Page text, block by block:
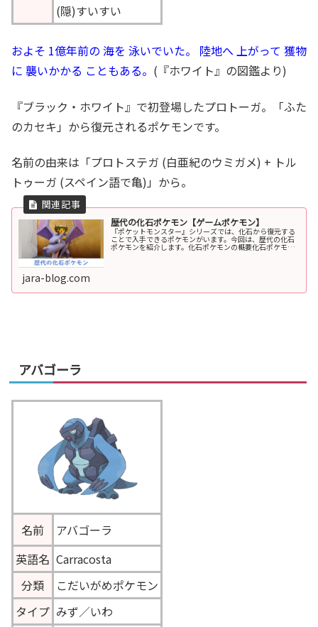
(隠)すいすい
およそ 1億年前の 海を 泳いでいた。 陸地へ 上がって 獲物
に 襲いかかる こともある。 (『ホワイト』の図鑑より)
『ブラック・ホワイト』で初登場したプロトーガ。「ふた
のカセキ」から復元されるポケモンです。
名前の由来は「プロトステガ (白亜紀のウミガメ) + トル
トゥーガ (スペイン語で亀)」から。
歴代の化石ポケモン【ゲームポケモン】
『ポケットモンスター』シリーズでは、化石から復元する
ことで入手できるポケモンがいます。今回は、歴代の化石
ポケモンを紹介します。化石ポケモンの概要化石ポケモン
jara-blog.com
アバゴーラ
名前
アバゴーラ
英語名 Carracosta
分類
こだいがめポケモン
タイプ みず／いわ